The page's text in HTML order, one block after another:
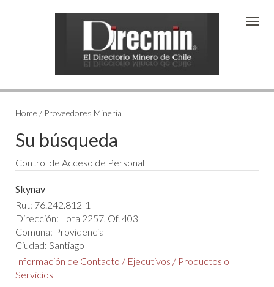
Home / Proveedores Minería
Su búsqueda
Control de Acceso de Personal
Skynav
Rut: 76.242.812-1
Dirección: Lota 2257, Of. 403
Comuna: Providencia
Ciudad: Santiago
Información de Contacto / Ejecutivos / Productos o
Servicios